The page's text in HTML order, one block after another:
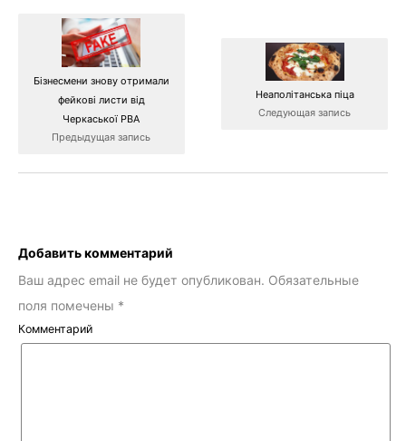
Бізнесмени знову отримали
фейкові листи від
Черкаської РВА
Предыдущая запись
Неаполітанська піца
Следующая запись
Добавить комментарий
Ваш адрес email не будет опубликован. Обязательные
поля помечены *
Комментарий